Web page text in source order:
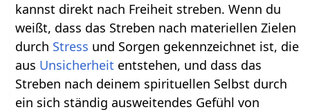
kannst direkt nach Freiheit streben. Wenn du
weißt, dass das Streben nach materiellen Zielen
durch Stress und Sorgen gekennzeichnet ist, die
aus Unsicherheit entstehen, und dass das
Streben nach deinem spirituellen Selbst durch
ein sich ständig ausweitendes Gefühl von